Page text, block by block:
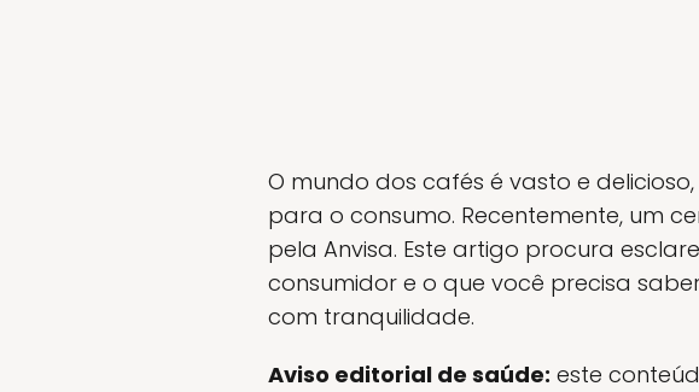
O mundo dos cafés é vasto e
para o consumo. Recentemente, um
pela Anvisa. Este artigo procura
consumidor e o que você precisa
com tranquilidade.
Aviso editorial de saúde: este